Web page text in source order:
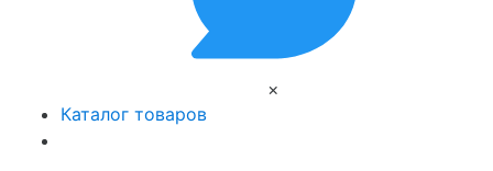
×
Каталог товаров